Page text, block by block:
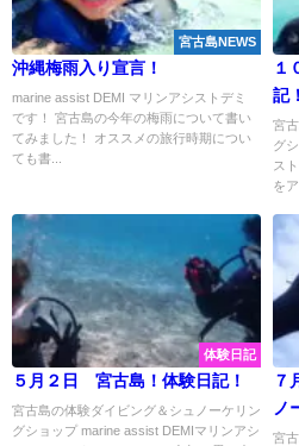
宮古島NEWS
沖縄梅雨入り宣言！
marine assist DEMI マリンアシストデミ
です！ 宮古島の今年の梅雨について書い
てみました！ オススメの旅行時期につい
ても書...
１
記！
宮
グ
ス
をア
体験日記
５月２日 宮古島！体験日記！
宮古島の体験ダイビング＆シュノーケリン
グショップ marine assist DEMIマリンアシ
７
ノ
宮